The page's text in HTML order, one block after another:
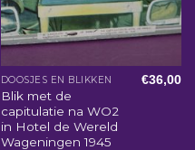
DOOSJES EN BLIKKEN
Blik met de
capitulatie na WO2
in Hotel de Wereld
Wageningen 1945
€36,00